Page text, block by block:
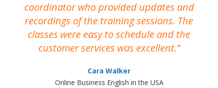
coordinator who provided updates and
recordings of the training sessions. The
classes were easy to schedule and the
customer services was excellent.
Cara Walker
Online Business English in the USA